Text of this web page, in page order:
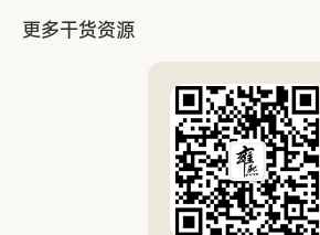
更多干货资源